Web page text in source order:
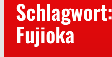
Schlagwort:
Fujioka